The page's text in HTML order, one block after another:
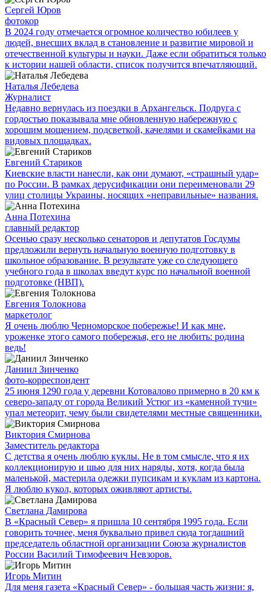
Сергей Юров
фотокор
В 2024 году отмечается огромное количество юбилеев у
людей, внесших вклад в становление и развитие мировой и
отечественной культуры и науки. Даже если обратиться только
к истории нашей области, список получится впечатляющий.
Наталья Лебедева
Журналист
Недавно вернулась из поездки в Архангельск. Подруга с
гордостью показывала мне обновленную набережную с
хорошим мощением, подсветкой, качелями и скамейками на
видовых площадках.
Евгений Стариков
Киевские власти нанесли, как они думают, «страшный удар»
по России. В рамках дерусификации они переименовали 29
улиц столицы Украины, носящих «неправильные» названия.
Анна Потехина
главный редактор
Осенью сразу несколько сенаторов и депутатов Госдумы
предложили вернуть начальную военную подготовку в
школьное образование. В результате уже со следующего
учебного года в школах введут курс по начальной военной
подготовке (НВП).
Евгения Толокнова
маркетолог
Я очень люблю Черноморское побережье! И как мне,
уроженке этого самого побережья, его не любить: родина
ведь!
Даниил Зинченко
фото-корреспондент
25 июня 1290 года у деревни Котовалово примерно в 20 км к
северо-западу от города Великий Устюг из «каменной тучи»
упал метеорит, чему были свидетелями местные священники.
Виктория Смирнова
Заместитель редактора
С детства я очень люблю куклы. Не в том смысле, что я их
коллекционирую и шью для них наряды, хотя, когда была
маленькой, мастерила одежки пупсикам и куклам из картона.
Я люблю кукол, которых оживляют артисты.
Светлана Дамирова
В «Красный Север» я пришла 10 сентября 1995 года. Если
говорить точнее, меня буквально привел сюда тогдашний
председатель областной организации Союза журналистов
России Василий Тимофеевич Невзоров.
Игорь Митин
Для меня газета «Красный Север» - большая часть жизни: я,